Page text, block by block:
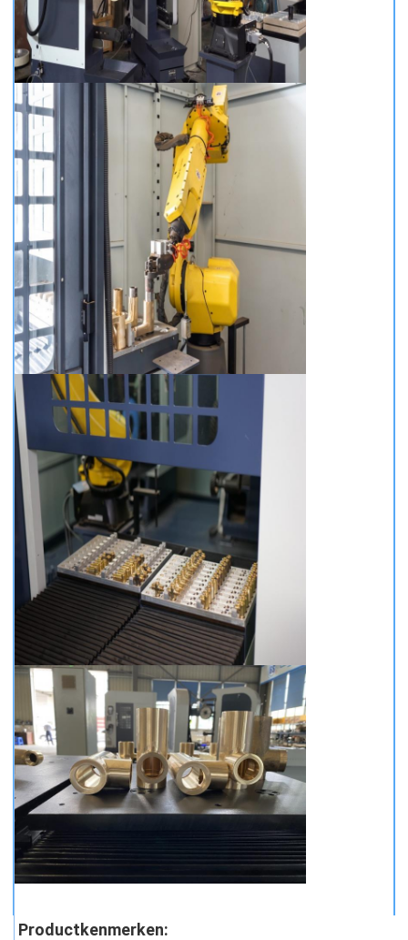
Productkenmerken: